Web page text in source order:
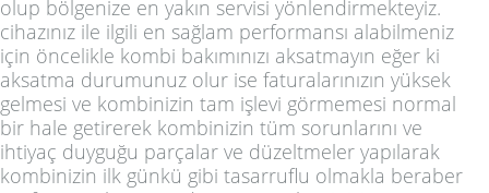
olup bölgenize en yakın servisi yönlendirmekteyiz.
cihazınız ile ilgili en sağlam performansı alabilmeniz
için öncelikle kombi bakımınızı aksatmayın eğer ki
aksatma durumunuz olur ise faturalarınızın yüksek
gelmesi ve kombinizin tam işlevi görmemesi normal
bir hale getirerek kombinizin tüm sorunlarını ve
ihtiyaç duyguğu parçalar ve düzeltmeler yapılarak
kombinizin ilk günkü gibi tasarruflu olmakla beraber